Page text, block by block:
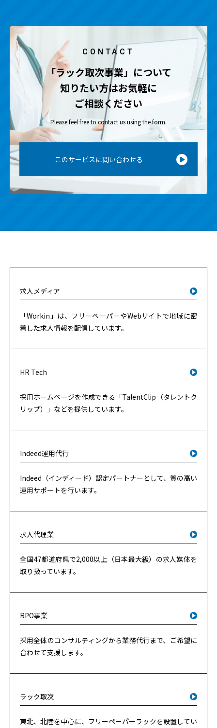
CONTACT
「ラック取次事業」について
知りたい方はお気軽に
ご相談ください
Please feel free to contact us using the form.
このサービスに問い合わせる
求人メディア
「Workin」は、フリーペーパーやWebサイトで地域に密
着した求人情報を配信しています。
HR Tech
採用ホームページを作成できる「TalentClip（タレントク
リップ）」などを提供しています。
Indeed運用代行
Indeed（インディード）認定パートナーとして、質の高い
運用サポートを行います。
求人代理業
全国47都道府県で2,000以上（日本最大級）の求人媒体を
取り扱っています。
RPO事業
採用全体のコンサルティングから業務代行まで、ご希望に
合わせて支援します。
ラック取次
東北、北陸を中心に、フリーペーパーラックを設置してい